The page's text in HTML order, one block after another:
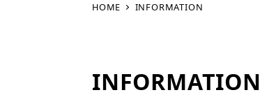
HOME INFORMATION
INFORMATION